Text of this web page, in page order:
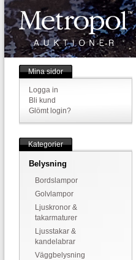
Mina sidor
Logga in
Bli kund
Glömt login?
Kategorier
Belysning
Bordslampor
Golvlampor
Ljuskronor &
takarmaturer
Ljusstakar &
kandelabrar
Väggbelysning